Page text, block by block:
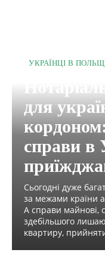
УКРАЇНЦІ В
для
справи в
Сьогодні дуже
за межами країни
А справи майнові,
здебільшого
квартиру,